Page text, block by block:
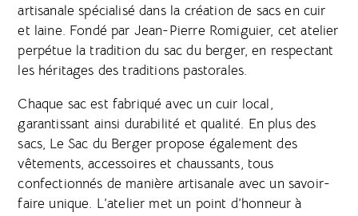
artisanale spécialisé dans la création de sacs en cuir
et laine. Fondé par Jean-Pierre Romiguier, cet atelier
perpétue la tradition du sac du berger, en respectant
les héritages des traditions pastorales.
Chaque sac est fabriqué avec un cuir local,
garantissant ainsi durabilité et qualité. En plus des
sacs, Le Sac du Berger propose également des
vêtements, accessoires et chaussants, tous
confectionnés de manière artisanale avec un savoir-
faire unique. L’atelier met un point d’honneur à